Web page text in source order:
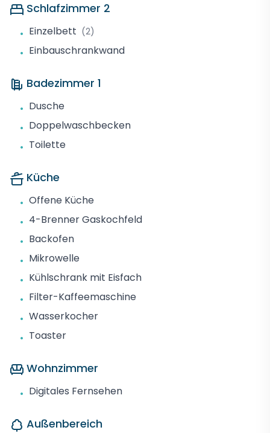
Schlafzimmer 2
• Einzelbett (2)
• Einbauschrankwand
Badezimmer 1
• Dusche
• Doppelwaschbecken
• Toilette
Küche
• Offene Küche
• 4-Brenner Gaskochfeld
• Backofen
• Mikrowelle
• Kühlschrank mit Eisfach
• Filter-Kaffeemaschine
• Wasserkocher
• Toaster
Wohnzimmer
• Digitales Fernsehen
Außenbereich